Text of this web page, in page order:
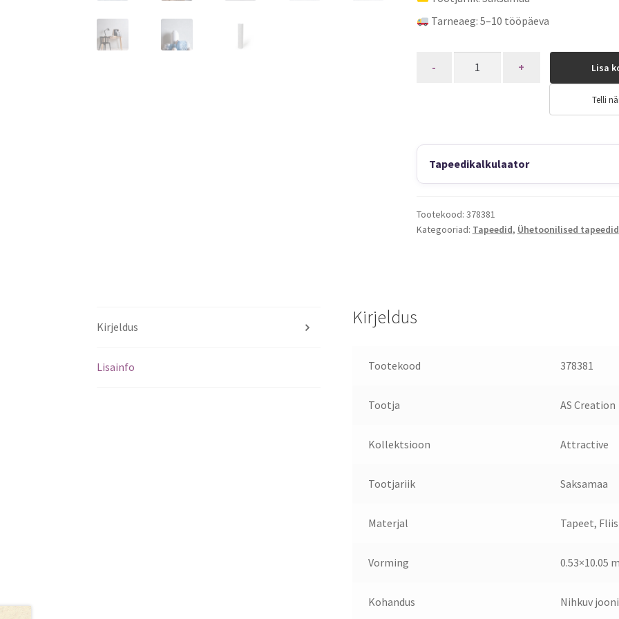
Tarneaeg: 5–10 tööpäeva
Lisa
Telli
Tapeedikalkulaator
Tootekood: 378381
Kategooriad: Tapeedid, Ühetoonilised tapeedid
Kirjeldus
Lisainfo
Kirjeldus
Tootekood 378381
Tootja AS Creation
Kollektsioon Attractive
Tootjariik Saksamaa
Materjal Tapeet, Fliis
Vorming 0.53×10.05 m
Kohandus Nihkuv